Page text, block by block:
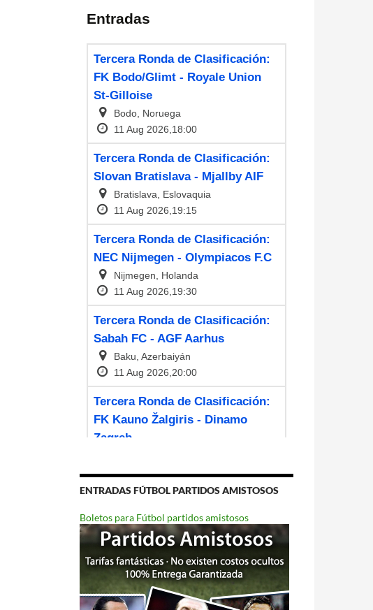
ENTRADAS FÚTBOL PARTIDOS AMISTOSOS
Boletos para Fútbol partidos amistosos